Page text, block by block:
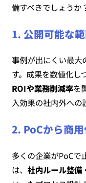
備すべきでしょうか
1. 公開可能な
事例が出にくい最大
す。成果を数値化し
ROIや業務削減率を
入効果の社内外への
2. PoCから商
多くの企業がPoCで
は、 社内ルール整備